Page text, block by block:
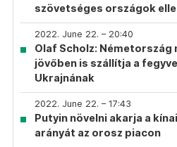
szövetséges országok
2022. June 22. – 20:40
Olaf Scholz: Németország
jövőben is szállítja a
Ukrajnának
2022. June 22. – 17:43
Putyin növelni akarja a
arányát az orosz piacon